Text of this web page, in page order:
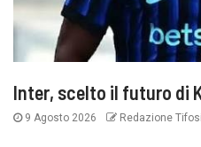
Inter, scelto il futuro di
9 Agosto 2026 Redazione